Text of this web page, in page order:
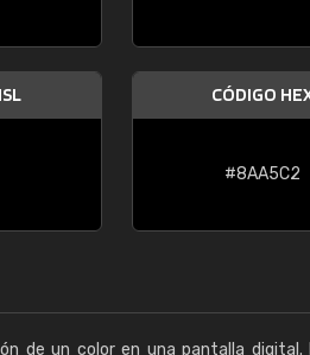
CÓDIGO
#8AA5C2
de un color en una pantalla